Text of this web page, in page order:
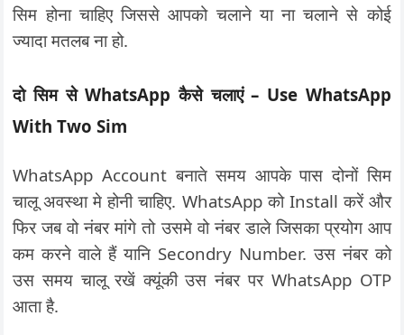
सिम होना चाहिए जिससे आपको चलाने या ना चलाने से कोई
ज्यादा मतलब ना हो.
दो सिम से WhatsApp कैसे चलाएं – Use WhatsApp
With Two Sim
WhatsApp Account बनाते समय आपके पास दोनों सिम
चालू अवस्था मे होनी चाहिए. WhatsApp को Install करें और
फिर जब वो नंबर मांगे तो उसमे वो नंबर डाले जिसका प्रयोग आप
कम करने वाले हैं यानि Secondry Number. उस नंबर को
उस समय चालू रखें क्यूंकी उस नंबर पर WhatsApp OTP
आता है.